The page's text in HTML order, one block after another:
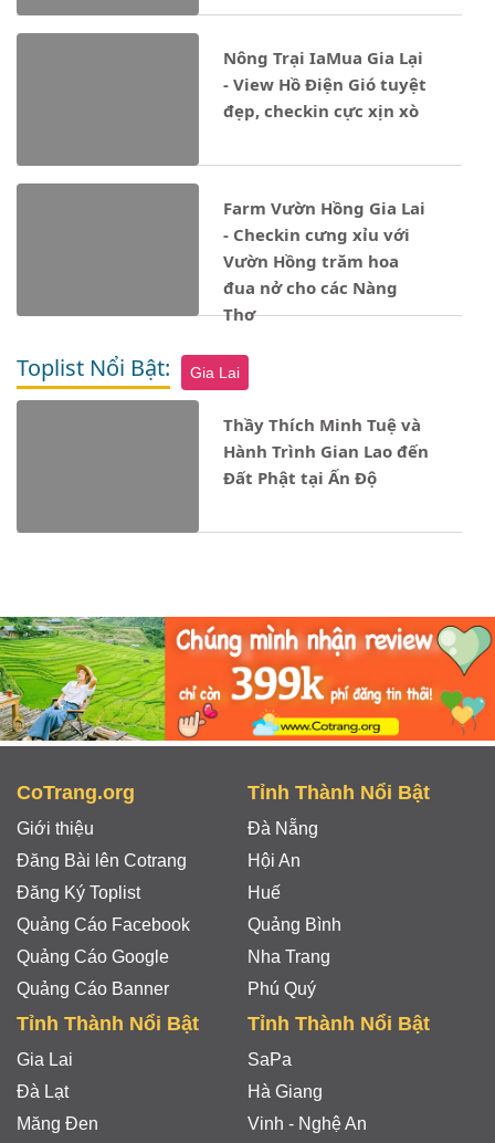
Nông Trại IaMua Gia Lại
- View Hồ Điện Gió tuyệt
đẹp, checkin cực xịn xò
Farm Vườn Hồng Gia Lai
- Checkin cưng xỉu với
Vườn Hồng trăm hoa
đua nở cho các Nàng
Thơ
Toplist Nổi Bật: Gia Lai
Thầy Thích Minh Tuệ và
Hành Trình Gian Lao đến
Đất Phật tại Ấn Độ
Notice: Undefined property: stdClass::$ten_loai in
CoTrang.org
Giới thiệu
Đăng Bài lên Cotrang
Đăng Ký Toplist
Quảng Cáo Facebook
Quảng Cáo Google
Quảng Cáo Banner
Tỉnh Thành Nổi Bật
Đà Nẵng
Hội An
Huế
Quảng Bình
Nha Trang
Phú Quý
Tỉnh Thành Nổi Bật
Gia Lai
Đà Lạt
Măng Đen
Tỉnh Thành Nổi Bật
SaPa
Hà Giang
Vinh - Nghệ An